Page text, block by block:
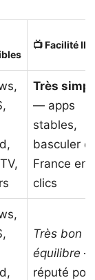
📺 Facilité
Très
— apps
stables,
basculer
France en
clics
Très bon
équilibre —
réputé